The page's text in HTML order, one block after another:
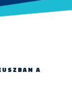
A